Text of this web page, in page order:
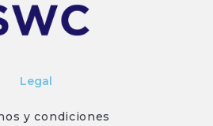
Legal
y condiciones